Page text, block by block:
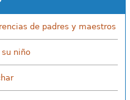
de padres y maestros
niño